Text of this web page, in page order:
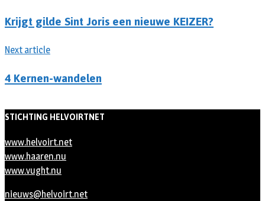
Krijgt gilde Sint Joris een nieuwe KEIZER?
Next article
4 Kernen-wandelen
STICHTING HELVOIRTNET
www.helvoirt.net
www.haaren.nu
www.vught.nu
nieuws@helvoirt.net